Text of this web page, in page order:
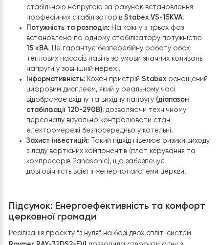
Завдяки поєднанню потужних баків-накопичувачів та
продуманої системи примусової циркуляції, тепло від
насосівRaymerмиттєво та рівномірно
найвіддаленіші куточки будівлі.
Етап 5: Комплексний електрозахист та
стабільність енергоживлення